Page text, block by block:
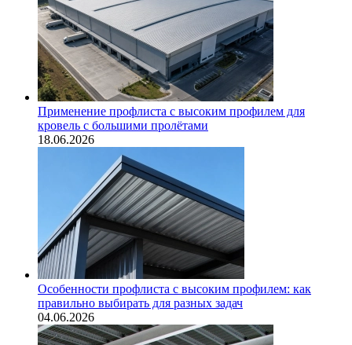
Применение профлиста с высоким профилем для
кровель с большими пролётами
18.06.2026
Особенности профлиста с высоким профилем: как
правильно выбирать для разных задач
04.06.2026